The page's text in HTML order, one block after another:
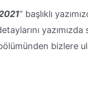
” başlıklı
bizlere